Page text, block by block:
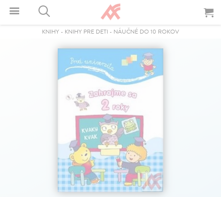
KNIHY - KNIHY PRE DETI - NÁUČNÉ DO 10 ROKOV